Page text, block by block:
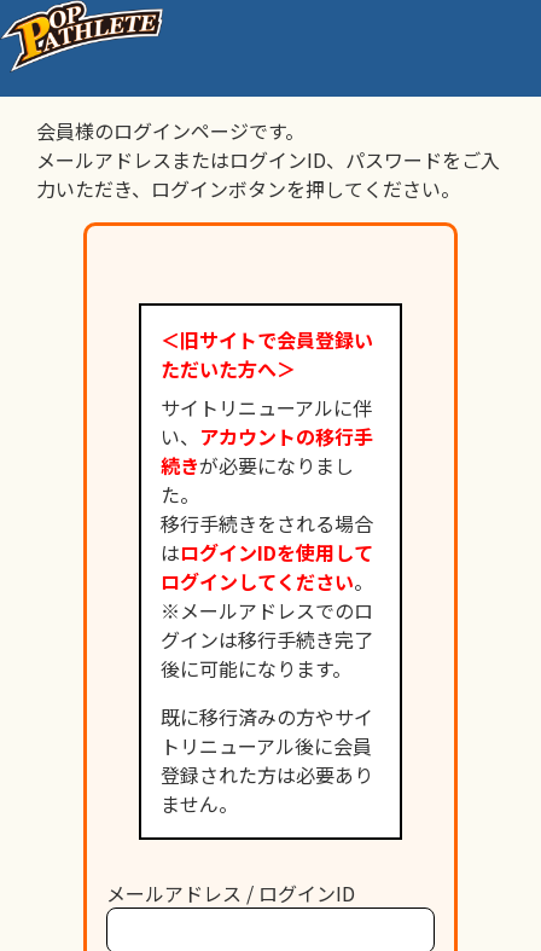
会員様 ログイン
会員様のログインページです。
メールアドレスまたはログインID、パスワードをご入
力いただき、ログインボタンを押してください。
＜旧サイトで会員登録い
ただいた方へ＞
サイトリニューアルに伴
い、 アカウントの移行手
続きが必要になりまし
た。
移行手続きをされる場合
はログインIDを使用して
ログインしてください。
※メールアドレスでのロ
グインは移行手続き完了
後に可能になります。
既に移行済みの方やサイ
トリニューアル後に会員
登録された方は必要あり
ません。
メールアドレス / ログインID